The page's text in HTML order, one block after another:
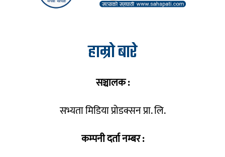
हाम्रो बारे
सञ्चालक :
सभ्यता मिडिया प्रोडक्सन प्रा. लि.
कम्पनी दर्ता नम्बर :